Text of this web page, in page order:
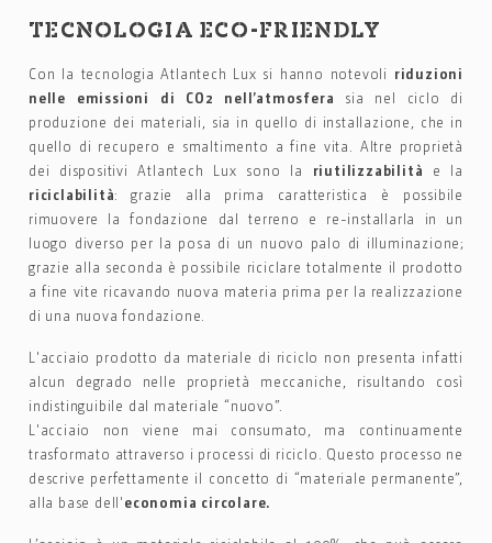
TECNOLOGIA ECO-FRIENDLY
Con la tecnologia Atlantech Lux si hanno notevoli riduzioni
nelle emissioni di CO2 nell’atmosfera sia nel ciclo di
produzione dei materiali, sia in quello di installazione, che in
quello di recupero e smaltimento a fine vita. Altre proprietà
dei dispositivi Atlantech Lux sono la riutilizzabilità e la
riciclabilità: grazie alla prima caratteristica è possibile
rimuovere la fondazione dal terreno e re-installarla in un
luogo diverso per la posa di un nuovo palo di illuminazione;
grazie alla seconda è possibile riciclare totalmente il prodotto
a fine vite ricavando nuova materia prima per la realizzazione
di una nuova fondazione.
L'acciaio prodotto da materiale di riciclo non presenta infatti
alcun degrado nelle proprietà meccaniche, risultando così
indistinguibile dal materiale “nuovo”.
L'acciaio non viene mai consumato, ma continuamente
trasformato attraverso i processi di riciclo. Questo processo ne
descrive perfettamente il concetto di “materiale permanente”,
alla base dell'economia circolare.